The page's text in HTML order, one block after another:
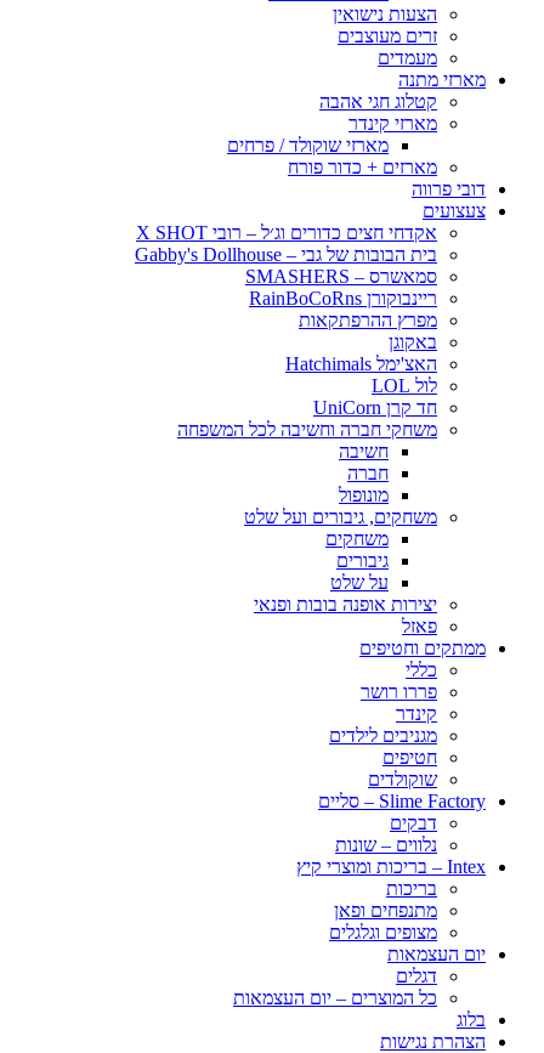
הצעות נישואין
זרים מעוצבים
מעמדים
מארזי מתנה
קטלוג חגי אהבה
מארזי קינדר
מארזי שוקולד / פרחים
מארזים + כדור פורח
דובי פרווה
צעצועים
אקדחי חצים כדורים וג׳ל – רובי X SHOT
בית הבובות של גבי – Gabby's Dollhouse
סמאשרס – SMASHERS
ריינבוקורן RainBoCoRns
מפרץ ההרפתקאות
באקוגן
האצ'ימל Hatchimals
לול LOL
חד קרן UniCorn
משחקי חברה וחשיבה לכל המשפחה
חשיבה
חברה
מונופול
משחקים, גיבורים ועל שלט
משחקים
גיבורים
על שלט
יצירות אופנה בובות ופנאי
פאזל
ממתקים וחטיפים
כללי
פררו רושר
קינדר
מגניבים לילדים
חטיפים
שוקולדים
Slime Factory – סליים
דבקים
נלווים – שונות
Intex – בריכות ומוצרי קיץ
בריכות
מתנפחים ופאן
מצופים וגלגלים
יום העצמאות
דגלים
כל המוצרים – יום העצמאות
בלוג
הצהרת נגישות